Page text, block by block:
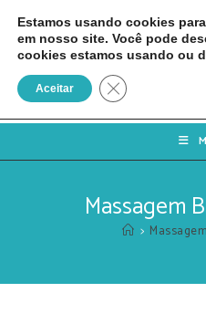
Massagem
>
Estamos usando cookies
em nosso site. Você pode
cookies estamos usando ou
Aceitar Close GDPR